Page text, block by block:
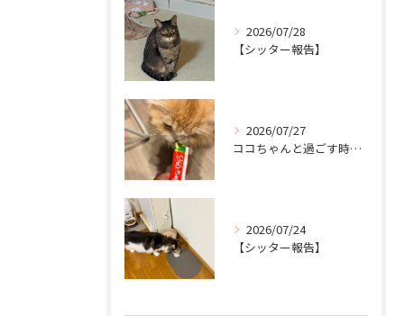
2026/07/28
【シッター報告】
2026/07/27
ココちゃんと過ごす時間が待ち遠しい！🐾
2026/07/24
【シッター報告】